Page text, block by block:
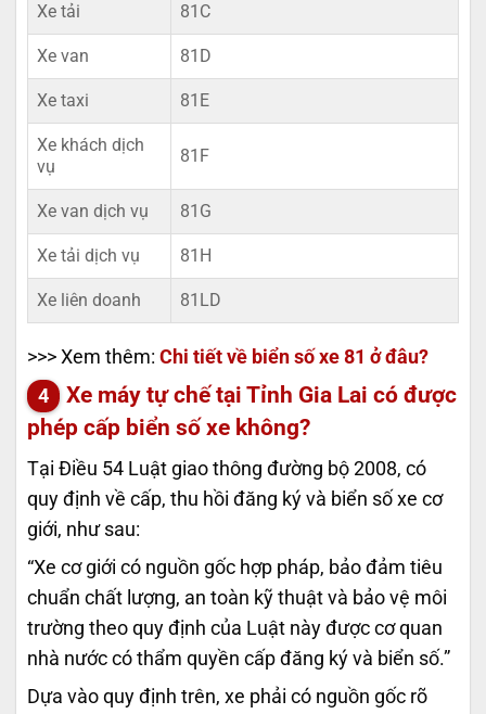
Xe tải 81C
Xe van 81D
Xe taxi 81E
Xe khách dịch
vụ
81F
Xe van dịch vụ 81G
Xe tải dịch vụ 81H
Xe liên doanh 81LD
>>> Xem thêm: Chi tiết về biển số xe 81 ở đâu?
Xe máy tự chế tại Tỉnh Gia Lai có được
phép cấp biển số xe không?
Tại Điều 54 Luật giao thông đường bộ 2008, có
quy định về cấp, thu hồi đăng ký và biển số xe cơ
giới, như sau:
“Xe cơ giới có nguồn gốc hợp pháp, bảo đảm tiêu
chuẩn chất lượng, an toàn kỹ thuật và bảo vệ môi
trường theo quy định của Luật này được cơ quan
nhà nước có thẩm quyền cấp đăng ký và biển số.”
Dựa vào quy định trên, xe phải có nguồn gốc rõ